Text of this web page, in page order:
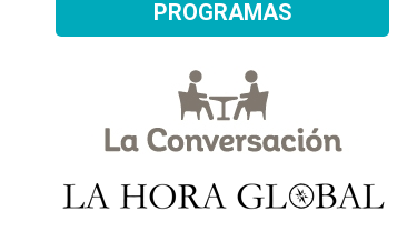
PROGRAMAS